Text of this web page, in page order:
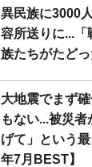
異民族に3000
容所送りに...「
族たちがたど
大地震でまず
もない...被災
げて」という
年7月BEST】